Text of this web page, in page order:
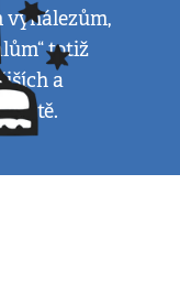
vynálezům,
totiž
a